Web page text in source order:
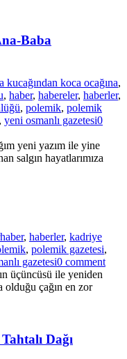
Baba
kucağından koca ocağına,
, haber, habereler, haberler,
, polemik, polemik
, yeni osmanlı gazetesi0
yeni yazım ile yine
salgın hayatlarımıza
haber, haberler, kadriye
, polemik gazetesi,
gazetesi0 comment
üçüncüsü ile yeniden
olduğu çağın en zor
Dağı